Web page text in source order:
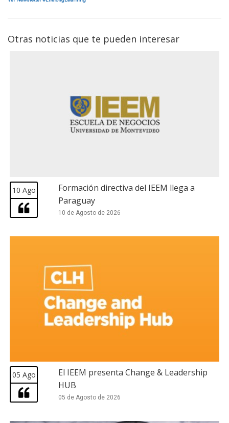
Otras noticias que te pueden interesar
10 Ago
Formación directiva del IEEM llega a
Paraguay
10 de Agosto de 2026
05 Ago
El IEEM presenta Change & Leadership
HUB
05 de Agosto de 2026